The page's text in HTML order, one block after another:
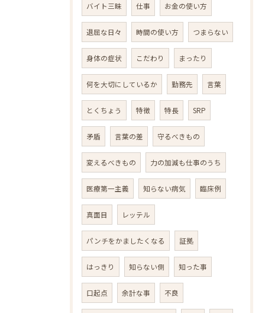
バイト三昧 仕事 お金の使い方
退屈な日々 時間の使い方 つまらない
身体の症状 こだわり まったり
何を大切にしているか 勤務先 言葉
とくちょう 特徴 特長 SRP
矛盾 言葉の差 守るべきもの
変えるべきもの 力の加減も仕事のうち
医療第一主義 知らない病気 臨床例
真面目 レッテル
パンチをかましたくなる 証拠
はっきり 知らない側 知った事
口起点 余計な事 不良